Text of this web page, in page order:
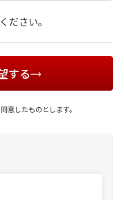
ださい。
する
意したものとします。